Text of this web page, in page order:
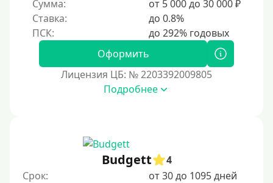
С 20 лет
С 21 года
Несовершеннолетним
Студентам
Сумма:
от 5 000 до 30 000 ₽
Ставка:
до 0.8%
Оформить
Лицензия ЦБ: № 2203392009805
Подробнее
Budgett
4
Срок:
от 30 до 1095 дней